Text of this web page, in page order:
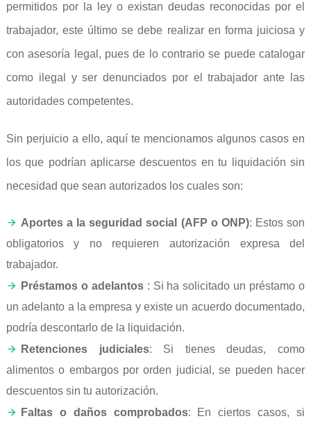
permitidos por la ley o existan deudas reconocidas por el
trabajador, este último se debe realizar en forma juiciosa y
con asesoría legal, pues de lo contrario se puede catalogar
como ilegal y ser denunciados por el trabajador ante las
autoridades competentes.
Sin perjuicio a ello, aquí te mencionamos algunos casos en
los que podrían aplicarse descuentos en tu liquidación sin
necesidad que sean autorizados los cuales son:
Aportes a la seguridad social (AFP o ONP): Estos son
obligatorios y no requieren autorización expresa del
trabajador.
Préstamos o adelantos: Si ha solicitado un préstamo o
un adelanto a la empresa y existe un acuerdo documentado,
podría descontarlo de la liquidación.
Retenciones judiciales: Si tienes deudas, como
alimentos o embargos por orden judicial, se pueden hacer
descuentos sin tu autorización.
Faltas o daños comprobados: En ciertos casos, si